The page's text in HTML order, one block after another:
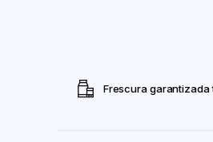
Frescura garantizada